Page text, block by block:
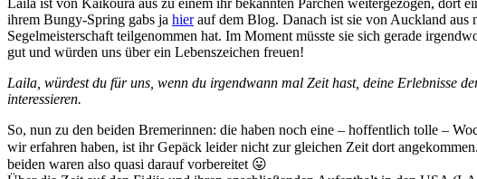
ihrem Bungy-Spring gabs ja hierauf dem Blog. Danach ist sie von Auckland aus
Segelmeisterschaft teilgenommen hat. Im Moment müsste sie sich gerade
gut und würden uns über ein Lebenszeichen freuen!
Laila, würdest du für uns, wenn du irgendwann mal Zeit hast, deine Erlebnisse
interessieren.
So, nun zu den beiden Bremerinnen: die haben noch eine – hoffentlich tolle –
wir erfahren haben, ist ihr Gepäck leider nicht zur gleichen Zeit dort
beiden waren also quasi darauf vorbereitet 😛